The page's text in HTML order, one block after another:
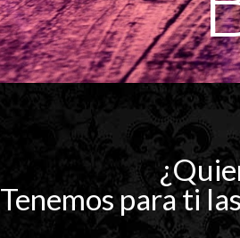
Tenemos para ti